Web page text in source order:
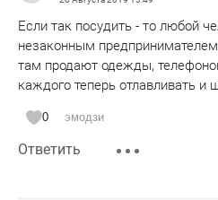
Если так посудить - то любой
незаконным
там продают одежды,
каждого теперь отлавливать и
0 эмодзи
Ответить